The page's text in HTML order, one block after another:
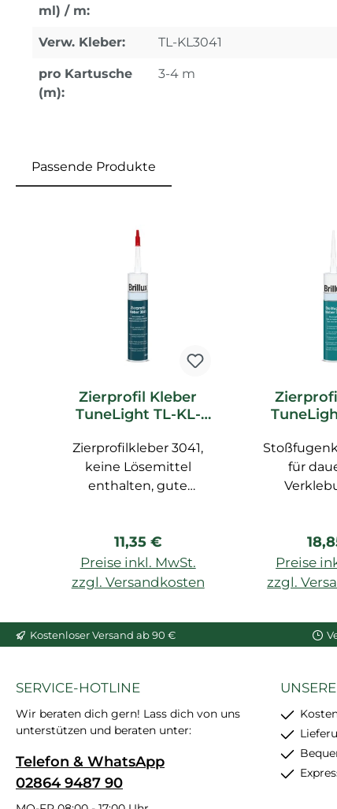
ml) / m:
Verw. Kleber: TL-KL3041
pro Kartusche
(m):
3-4 m
Passende Produkte
Zierprofil Kleber
TuneLight TL-KL-
Zubehör
Zierprofilkleber 3041,
keine Lösemittel
enthalten, gute
Modellieren geeignet,
spachtelbar, kann
überstrichen werden,
Regulärer Preis:
11,35 €
Preise inkl. MwSt.
zzgl. Versandkosten
für
starke
trocknet
Preise
zzgl.
Kostenloser Versand ab 90 €
SERVICE-HOTLINE
Wir beraten dich gern! Lass dich von uns
unterstützen und beraten unter:
Telefon & WhatsApp
02864 9487 90